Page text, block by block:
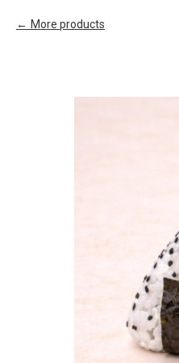
More products